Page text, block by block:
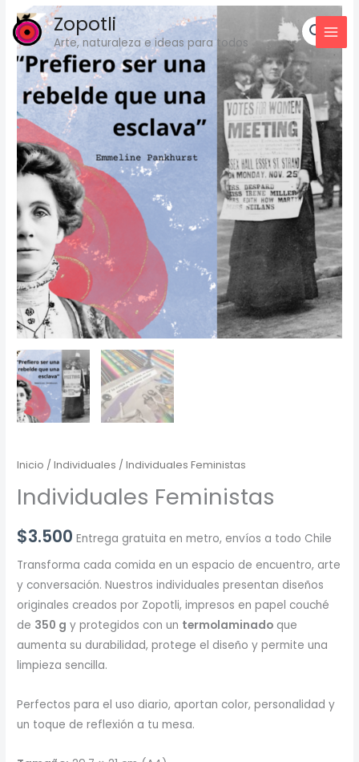
contenido
Zopotli
Arte, naturaleza e ideas para todos
Inicio /Individuales / Individuales Feministas
Individuales Feministas
$3.500 Entrega gratuita en metro, envíos a todo Chile
Transforma cada comida en un espacio de encuentro, arte
y conversación. Nuestros individuales presentan diseños
originales creados por Zopotli, impresos en papel couché
de 350 g y protegidos con un termolaminado que
aumenta su durabilidad, protege el diseño y permite una
limpieza sencilla.
Perfectos para el uso diario, aportan color, personalidad y
un toque de reflexión a tu mesa.